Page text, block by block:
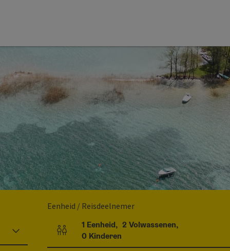
Eenheid / Reisdeelnemer
Aantal eenheden en persoonsvelden
1 Eenheid, 2 Volwassenen,
0 Kinderen